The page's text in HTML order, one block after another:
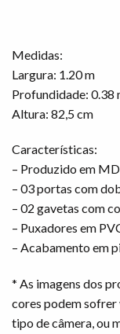
Medidas:
Largura: 1.20 m
Profundidade: 0.38
Altura: 82,5 cm
Características:
– Produzido em
– 03 portas com
– 02 gavetas com
– Puxadores em
– Acabamento em
* As imagens dos
cores podem sofrer
tipo de câmera, ou